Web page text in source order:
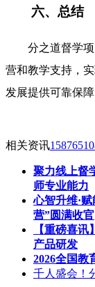
六、总结
分之道督学
营和教学支持，
发展提供可靠保障
相关资讯
聚力线上督
师专业能力
心智升维·
营”圆满收官
【重磅喜
产品研发
2026全国教
千人盛会！